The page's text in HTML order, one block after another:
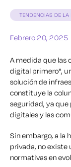
TENDENCIAS DE LA
Febrero 20, 2025
A medida que las
digital primero",
solución de
constituye la
seguridad, ya
digitales y las
Sin embargo, a la
privada, no existe
normativas en